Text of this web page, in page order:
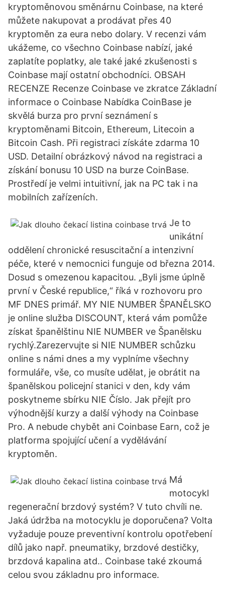
kryptoměnovou směnárnu Coinbase, na které
můžete nakupovat a prodávat přes 40
kryptoměn za eura nebo dolary. V recenzi vám
ukážeme, co všechno Coinbase nabízí, jaké
zaplatíte poplatky, ale také jaké zkušenosti s
Coinbase mají ostatní obchodníci. OBSAH
RECENZE Recenze Coinbase ve zkratce Základní
informace o Coinbase Nabídka CoinBase je
skvělá burza pro první seznámení s
kryptoměnami Bitcoin, Ethereum, Litecoin a
Bitcoin Cash. Při registraci získáte zdarma 10
USD. Detailní obrázkový návod na registraci a
získání bonusu 10 USD na burze CoinBase.
Prostředí je velmi intuitivní, jak na PC tak i na
mobilních zařízeních.
Je to
unikátní
oddělení chronické resuscitační a intenzivní
péče, které v nemocnici funguje od března 2014.
Dosud s omezenou kapacitou. „Byli jsme úplně
první v České republice,“ říká v rozhovoru pro
MF DNES primář. MY NIE NUMBER ŠPANĚLSKO
je online služba DISCOUNT, která vám pomůže
získat španělštinu NIE NUMBER ve Španělsku
rychlý.Zarezervujte si NIE NUMBER schůzku
online s námi dnes a my vyplníme všechny
formuláře, vše, co musíte udělat, je obrátit na
španělskou policejní stanici v den, kdy vám
poskytneme sbírku NIE Číslo. Jak přejít pro
výhodnější kurzy a další výhody na Coinbase
Pro. A nebude chybět ani Coinbase Earn, což je
platforma spojující učení a vydělávání
kryptoměn.
Má
motocykl
regenerační brzdový systém? V tuto chvíli ne.
Jaká údržba na motocyklu je doporučena? Volta
vyžaduje pouze preventivní kontrolu opotřebení
dílů jako např. pneumatiky, brzdové destičky,
brzdová kapalina atd.. Coinbase také zkoumá
celou svou základnu pro informace.